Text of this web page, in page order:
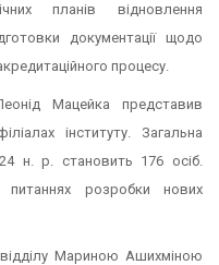
планів відновлення
документації щодо
процесу.
Мацейка представив
інституту. Загальна
24 н. р. становить 176 осіб.
розробки нових
Мариною Ашихміною